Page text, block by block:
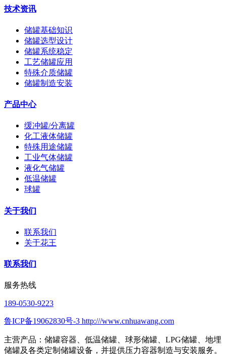
技术资讯
储罐基础知识
储罐选型设计
储罐系统稳定
工艺储罐应用
特殊介质储罐
储罐制造安装
产品中心
缓冲罐/分离罐
化工液体储罐
特殊用途储罐
工业气体储罐
液化气储罐
低温储罐
球罐
关于我们
联系我们
关于花王
联系我们
服务热线
189-0530-9223
鲁ICP备19062830号-3 http:///www.cnhuawang.com
主营产品：储罐容器、低温储罐、球形储罐、LPG储罐、地埋
储罐及各类定制储罐设备，并提供压力容器制造与安装服务。